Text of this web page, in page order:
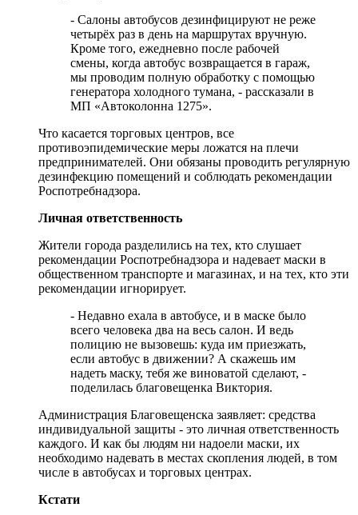
- Салоны автобусов дезинфицируют не реже
четырёх раз в день на маршрутах вручную.
Кроме того, ежедневно после рабочей
смены, когда автобус возвращается в гараж,
мы проводим полную обработку с помощью
генератора холодного тумана, - рассказали в
МП «Автоколонна 1275».
Что касается торговых центров, все
противоэпидемические меры ложатся на плечи
предпринимателей. Они обязаны проводить регулярную
дезинфекцию помещений и соблюдать рекомендации
Роспотребнадзора.
Личная ответственность
Жители города разделились на тех, кто слушает
рекомендации Роспотребнадзора и надевает маски в
общественном транспорте и магазинах, и на тех, кто эти
рекомендации игнорирует.
- Недавно ехала в автобусе, и в маске было
всего человека два на весь салон. И ведь
полицию не вызовешь: куда им приезжать,
если автобус в движении? А скажешь им
надеть маску, тебя же виноватой сделают, -
поделилась благовещенка Виктория.
Администрация Благовещенска заявляет: средства
индивидуальной защиты - это личная ответственность
каждого. И как бы людям ни надоели маски, их
необходимо надевать в местах скопления людей, в том
числе в автобусах и торговых центрах.
Кстати